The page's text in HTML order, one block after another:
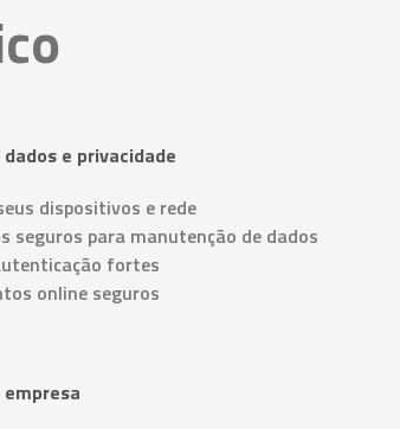
e privacidade
dispositivos e rede
seguros para manutenção de dados
fortes
online seguros